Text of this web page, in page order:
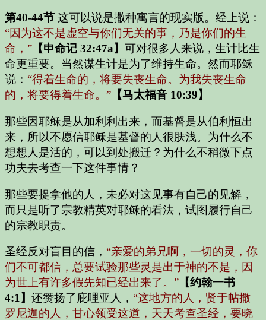
第40-44节 这可以说是撒种寓言的现实版。经上说：
“因为这不是虚空与你们无关的事，乃是你们的生
命，” 【申命记 32:47a】 可对很多人来说，生计比生
命更重要。当然谋生计是为了维持生命。然而耶稣
说： “得着生命的，将要失丧生命。为我失丧生命
的，将要得着生命。” 【马太福音 10:39】
那些因耶稣是从加利利出来，而基督是从伯利恒出
来，所以不愿信耶稣是基督的人很肤浅。为什么不
想想人是活的，可以到处搬迁？为什么不稍微下点
功夫去考查一下这件事情？
那些要捉拿他的人，未必对这见事有自己的见解，
而只是听了宗教精英对耶稣的看法，试图履行自己
的宗教职责。
圣经反对盲目的信， “亲爱的弟兄啊，一切的灵，你
们不可都信，总要试验那些灵是出于神的不是，因
为世上有许多假先知已经出来了。” 【约翰一书
4:1】 还赞扬了庇哩亚人， “这地方的人，贤于帖撒
罗尼迦的人，甘心领受这道，天天考查圣经，要晓